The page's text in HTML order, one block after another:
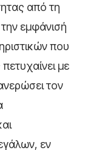
από τη
εμφάνισή
που
με
τον
εν